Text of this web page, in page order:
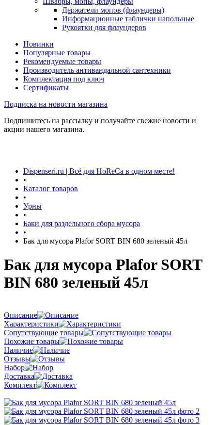
Держатели мопов (флаундеры)
Информационные таблички напольные
Рукоятки для флаундеров
Новинки
Популярные товары
Рекомендуемые товары
Производитель антивандальной сантехники
Комплектация под ключ
Сертификаты
Подписка на новости магазина
Подпишитесь на рассылку и получайте свежие новости и
акции нашего магазина.
Dispenseri.ru | Всё для HoReCa в одном месте!
•
Каталог товаров
•
Урны
•
Баки для раздельного сбора мусора
•
Бак для мусора Plafor SORT BIN 680 зеленый 45л
Бак для мусора Plafor SORT
BIN 680 зеленый 45л
Описание
Характеристики
Сопутствующие товары
Похожие товары
Наличие
Отзывы
Набор
Доставка
Комплект